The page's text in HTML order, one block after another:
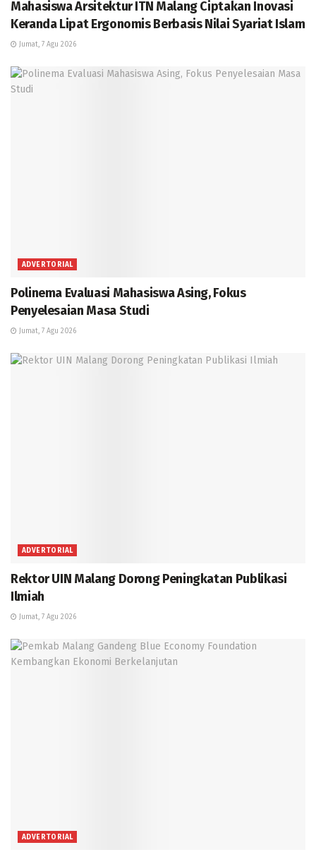
Mahasiswa Arsitektur ITN Malang Ciptakan Inovasi
Keranda Lipat Ergonomis Berbasis Nilai Syariat Islam
Jumat, 7 Agu 2026
ADVERTORIAL
Polinema Evaluasi Mahasiswa Asing, Fokus
Penyelesaian Masa Studi
Jumat, 7 Agu 2026
ADVERTORIAL
Rektor UIN Malang Dorong Peningkatan Publikasi
Ilmiah
Jumat, 7 Agu 2026
ADVERTORIAL